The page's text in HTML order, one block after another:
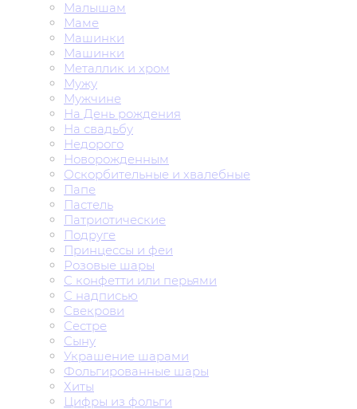
Малышам
Маме
Машинки
Машинки
Металлик и хром
Мужу
Мужчине
На День рождения
На свадьбу
Недорого
Новорожденным
Оскорбительные и хвалебные
Папе
Пастель
Патриотические
Подруге
Принцессы и феи
Розовые шары
С конфетти или перьями
С надписью
Свекрови
Сестре
Сыну
Украшение шарами
Фольгированные шары
Хиты
Цифры из фольги